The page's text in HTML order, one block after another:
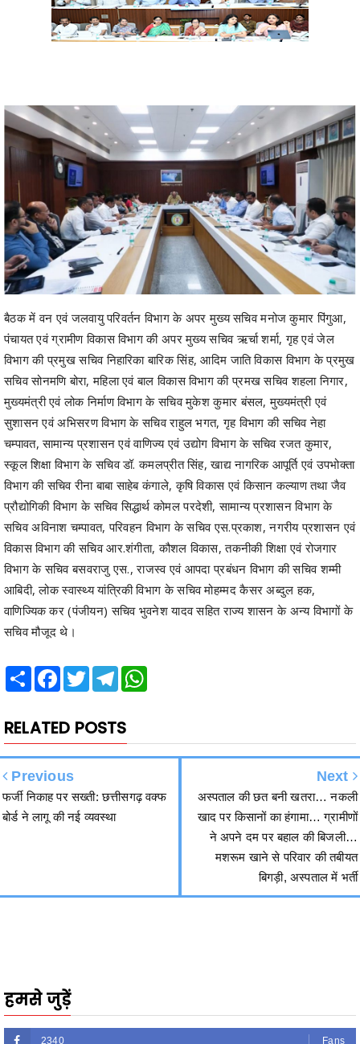
बैठक में वन एवं जलवायु परिवर्तन विभाग के अपर मुख्य सचिव मनोज कुमार पिंगुआ,
पंचायत एवं ग्रामीण विकास विभाग की अपर मुख्य सचिव ऋर्चा शर्मा, गृह एवं जेल
विभाग की प्रमुख सचिव निहारिका बारिक सिंह, आदिम जाति विकास विभाग के प्रमुख
सचिव सोनमणि बोरा, महिला एवं बाल विकास विभाग की प्रमख सचिव शहला निगार,
मुख्यमंत्री एवं लोक निर्माण विभाग के सचिव मुकेश कुमार बंसल, मुख्यमंत्री एवं
सुशासन एवं अभिसरण विभाग के सचिव राहुल भगत, गृह विभाग की सचिव नेहा
चम्पावत, सामान्य प्रशासन एवं वाणिज्य एवं उद्योग विभाग के सचिव रजत कुमार,
स्कूल शिक्षा विभाग के सचिव डॉ. कमलप्रीत सिंह, खाद्य नागरिक आपूर्ति एवं उपभोक्ता
विभाग की सचिव रीना बाबा साहेब कंगाले, कृषि विकास एवं किसान कल्याण तथा जैव
प्रौद्योगिकी विभाग के सचिव सिद्धार्थ कोमल परदेशी, सामान्य प्रशासन विभाग के
सचिव अविनाश चम्पावत, परिवहन विभाग के सचिव एस.प्रकाश, नगरीय प्रशासन एवं
विकास विभाग की सचिव आर.शंगीता, कौशल विकास, तकनीकी शिक्षा एवं रोजगार
विभाग के सचिव बसवराजु एस., राजस्व एवं आपदा प्रबंधन विभाग की सचिव शम्मी
आबिदी, लोक स्वास्थ्य यांत्रिकी विभाग के सचिव मोहम्मद कैसर अब्दुल हक,
वाणिज्यिक कर (पंजीयन) सचिव भुवनेश यादव सहित राज्य शासन के अन्य विभागों के
सचिव मौजूद थे।
Share Facebook
RELATED POSTS
Previous
बोर्ड ने लागू की नई व्यवस्था
खाद पर किसानों का हंगामा… ग्रामीणों
ने अपने दम पर बहाल की बिजली…
मशरूम खाने से परिवार की तबीयत
बिगड़ी, अस्पताल में भर्ती
2340
3290 Followers